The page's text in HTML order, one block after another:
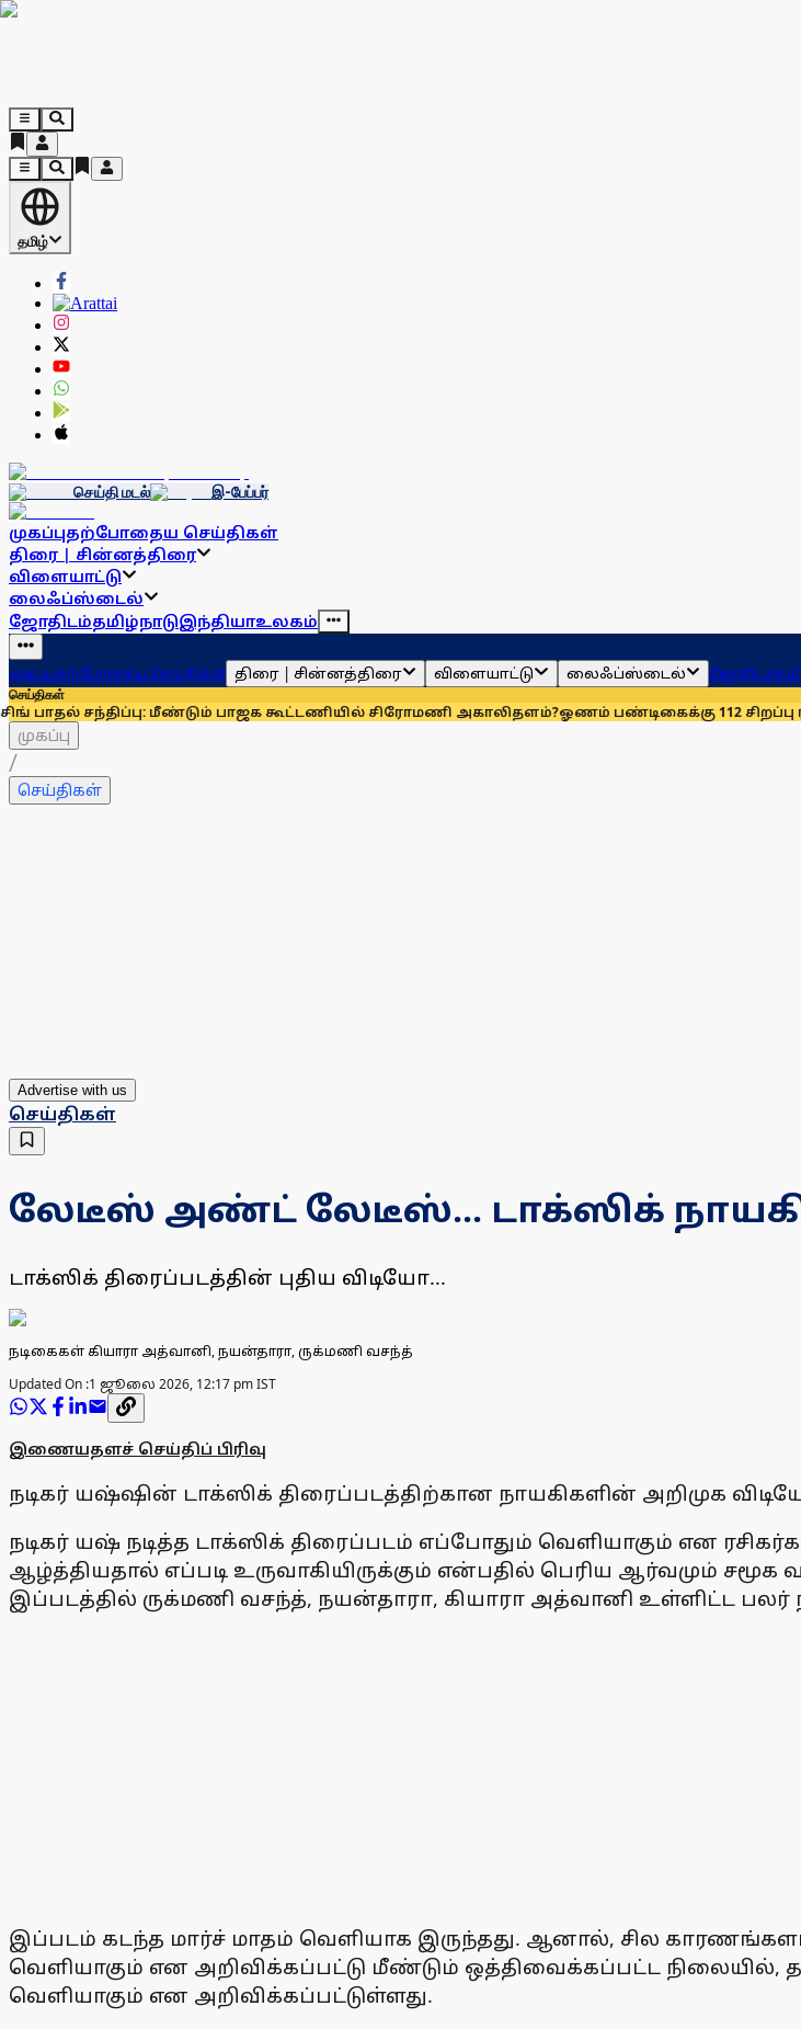
தமிழ்
செய்தி மடல் இ-பேப்பர்
முகப்புதற்போதைய செய்திகள்
திரை | சின்னத்திரை
விளையாட்டு
லைஃப்ஸ்டைல்
ஜோதிடம்தமிழ்நாடுஇந்தியாஉலகம்
முகப்புதற்போதைய செய்திகள் திரை | சின்னத்திரை விளையாட்டு லைஃப்ஸ்டைல் ஜோதிடம்
செய்திகள்
மீண்டும் பாஜக கூட்டணியில் சிரோமணி அகாலிதளம்?ஓணம் பண்டிகைக்கு 112 சிறப்பு ரயில்கள்:
முகப்பு
/
செய்திகள்
Advertise with us
செய்திகள்
லேடீஸ் அண்ட் லேடீஸ்... டாக்ஸிக்
டாக்ஸிக் திரைப்படத்தின் புதிய விடியோ...
நடிகைகள் கியாரா அத்வானி, நயன்தாரா, ருக்மணி வசந்த்
Updated On :1 ஜூலை 2026, 12:17 pm IST
இணையதளச் செய்திப் பிரிவு
நடிகர் யஷ்ஷின் டாக்ஸிக் திரைப்படத்திற்கான நாயகிகளின் அறிமுக
நடிகர் யஷ் நடித்த டாக்ஸிக் திரைப்படம் எப்போதும் வெளியாகும் என
ஆழ்த்தியதால் எப்படி உருவாகியிருக்கும் என்பதில் பெரிய ஆர்வமும்
இப்படத்தில் ருக்மணி வசந்த், நயன்தாரா, கியாரா அத்வானி உள்ளிட்ட பலர்
இப்படம் கடந்த மார்ச் மாதம் வெளியாக இருந்தது. ஆனால், சில
வெளியாகும் என அறிவிக்கப்பட்டு மீண்டும் ஒத்திவைக்கப்பட்ட
வெளியாகும் என அறிவிக்கப்பட்டுள்ளது.